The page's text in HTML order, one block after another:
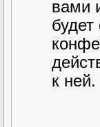
вами
к ней.